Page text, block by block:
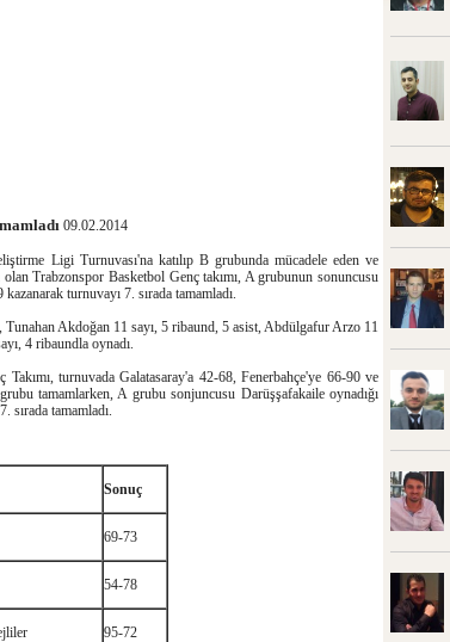
09.02.2014
Ligi Turnuvası'na katılıp B grubunda mücadele eden ve
Trabzonspor Basketbol Genç takımı, A grubunun sonuncusu
turnuvayı 7. sırada tamamladı.
Akdoğan 11 sayı, 5 ribaund, 5 asist, Abdülgafur Arzo 11
4 ribaundla oynadı.
turnuvada Galatasaray'a 42-68, Fenerbahçe'ye 66-90 ve
tamamlarken, A grubu sonjuncusu Darüşşafakaile oynadığı
sırada tamamladı.
Sonuç
69-73
54-78
95-72